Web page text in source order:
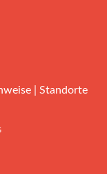
| Standorte